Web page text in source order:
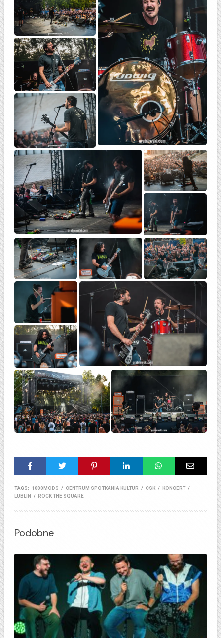
TAGS: 1000MODS / CENTRUM SPOTKANIA KULTUR / CSK / KONCERT /
LUBLIN
/ ROCK THE SQUARE
Podobne